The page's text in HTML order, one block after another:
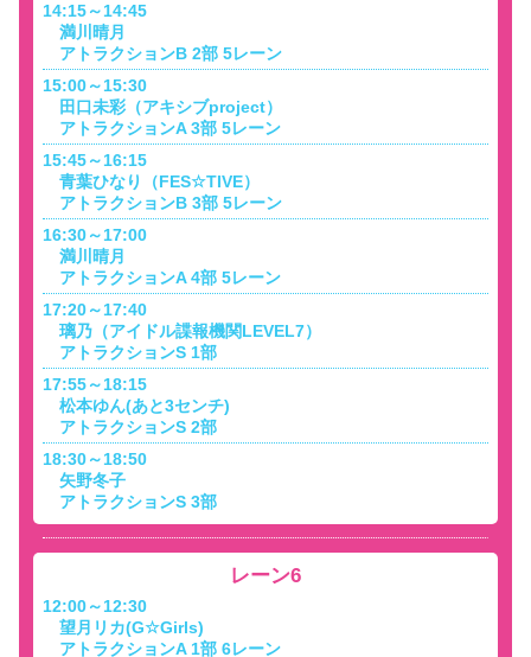
14:15～14:45
満川晴月
アトラクションB 2部 5レーン
15:00～15:30
田口未彩（アキシブproject）
アトラクションA 3部 5レーン
15:45～16:15
青葉ひなり（FES☆TIVE）
アトラクションB 3部 5レーン
16:30～17:00
満川晴月
アトラクションA 4部 5レーン
17:20～17:40
璃乃（アイドル諜報機関LEVEL7）
アトラクションS 1部
17:55～18:15
松本ゆん(あと3センチ)
アトラクションS 2部
18:30～18:50
矢野冬子
アトラクションS 3部
レーン6
12:00～12:30
望月リカ(G☆Girls)
アトラクションA 1部 6レーン